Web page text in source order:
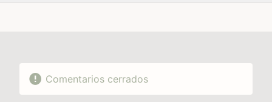
FACEBOOK
TWITTERFLIPBOARD
E-
WHATSAPP
Comentarios cerrados